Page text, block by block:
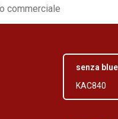
commerciale
senza
KAC840